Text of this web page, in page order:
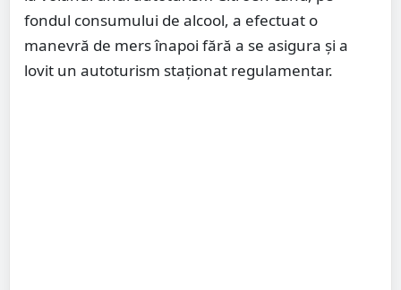
fondul consumului de alcool, a efectuat o
manevră de mers înapoi fără a se asigura și a
lovit un autoturism staționat regulamentar.